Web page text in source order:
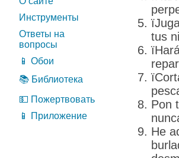
Инструменты
Ответы на
вопросы
📱 Обои
📚 Библиотека
💵 Пожертвовать
📱 Приложение
tus
Pon
He